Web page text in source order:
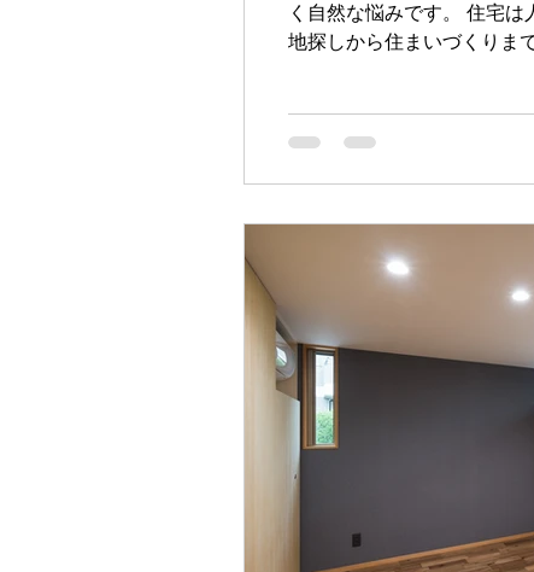
く自然な悩みです。 住宅
地探しから住まいづくりま